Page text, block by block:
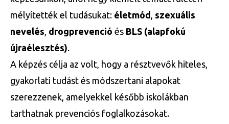
mélyítették el tudásukat: életmód , szexuális
nevelés, drogprevenció és BLS (alapfokú
újraélesztés).
A képzés célja az volt, hogy a résztvevők hiteles,
gyakorlati tudást és módszertani alapokat
szerezzenek, amelyekkel később iskolákban
tarthatnak prevenciós foglalkozásokat.